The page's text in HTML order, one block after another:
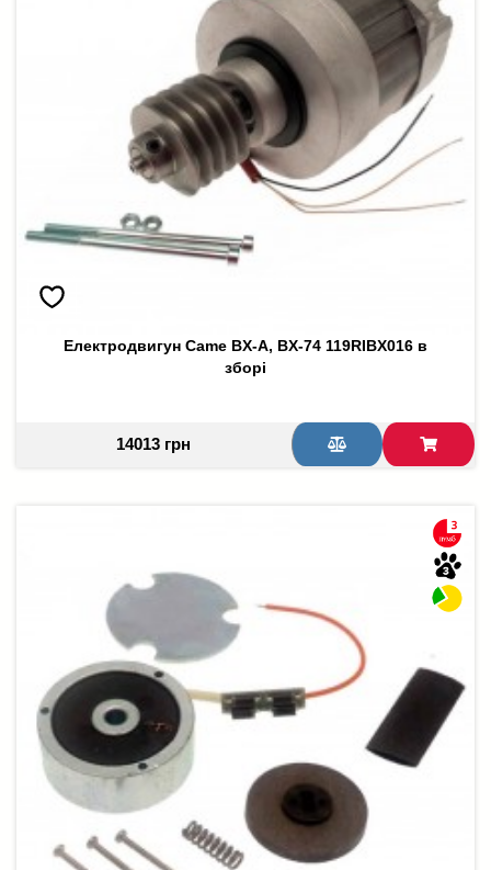
Електродвигун Came BX-A, BX-74 119RIBX016 в
зборі
14013 грн